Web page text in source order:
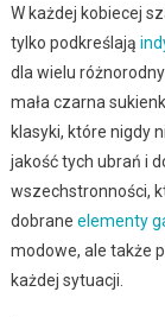
W każdej kobiecej
tylko podkreślają
dla wielu
mała czarna
klasyki, które nigdy
jakość tych ubrań i
wszechstronności,
dobrane elementy
modowe, ale także
każdej sytuacji.